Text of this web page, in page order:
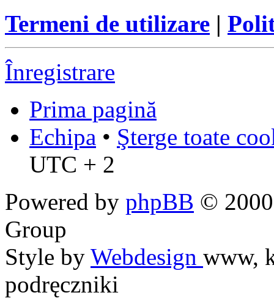
Termeni de utilizare |
Înregistrare
Prima pagină
Echipa • Şterge toate
UTC + 2
Powered by phpBB ©
Group
Style by Webdesign www,
podręczniki